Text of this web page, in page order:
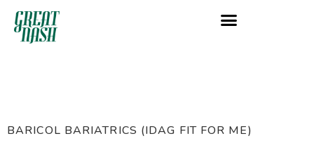
BARICOL BARIATRICS (IDAG FIT FOR ME)